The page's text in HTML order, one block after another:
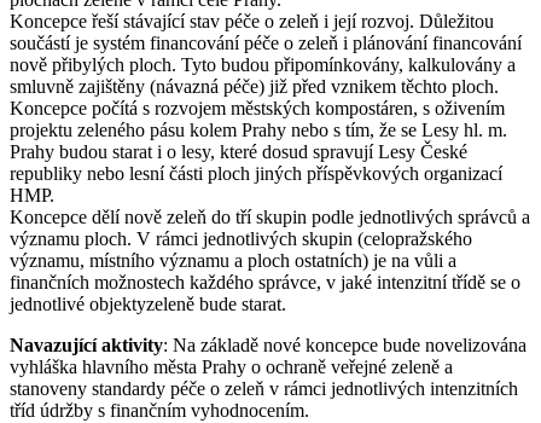
Koncepce řeší stávající stav péče o zeleň i její rozvoj. Důležitou
součástí je systém financování péče o zeleň i plánování financování
nově přibylých ploch. Tyto budou připomínkovány, kalkulovány a
smluvně zajištěny (návazná péče) již před vznikem těchto ploch.
Koncepce počítá s rozvojem městských kompostáren, s oživením
projektu zeleného pásu kolem Prahy nebo s tím, že se Lesy hl. m.
Prahy budou starat i o lesy, které dosud spravují Lesy České
republiky nebo lesní části ploch jiných příspěvkových organizací
HMP.
Koncepce dělí nově zeleň do tří skupin podle jednotlivých správců a
významu ploch. V rámci jednotlivých skupin (celopražského
významu, místního významu a ploch ostatních) je na vůli a
finančních možnostech každého správce, v jaké intenzitní třídě se o
jednotlivé objektyzeleně bude starat.
Navazující aktivity: Na základě nové koncepce bude novelizována
vyhláška hlavního města Prahy o ochraně veřejné zeleně a
stanoveny standardy péče o zeleň v rámci jednotlivých intenzitních
tříd údržby s finančním vyhodnocením.